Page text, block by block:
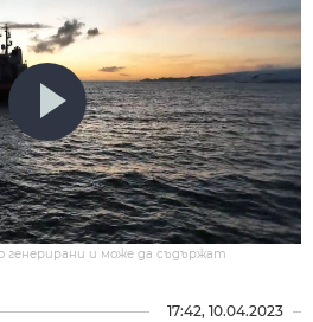
и може да съдържат
17:42, 10.04.2023